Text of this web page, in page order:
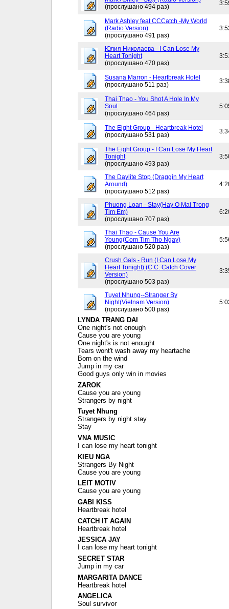
(прослушано 494 раз)
Mark Ashley feat CCCatch -My World
(Radio Version)
(прослушано 491 раз)
Юлия Николаева - I Can Lose My
Heart Tonight
(прослушано 470 раз)
Susana Marron - Heartbreak Hotel
(прослушано 511 раз)
Thai Thao - You Shot A Hole In My
Soul
(прослушано 464 раз)
The Eight Group - Heartbreak Hotel
(прослушано 531 раз)
The Eight Group - I Can Lose My Heart
Tonight
(прослушано 493 раз)
The Daylite Stop (Draggin My Heart
Around).
(прослушано 512 раз)
Phuong Loan - Stay(Hay O Mai Trong
Tim Em)
(прослушано 707 раз)
Thai Thao - Cause You Are
Young(Com Tim Tho Ngay)
(прослушано 520 раз)
Crush Gals - Run (I Can Lose My
Heart Tonight) (C.C. Catch Cover
Version)
(прослушано 503 раз)
Tuyet Nhung--Stranger By
Night(Vietnam Version)
(прослушано 500 раз)
LYNDA TRANG DAI
One night's not enough
Cause you are young
One night's is not enought
Tears wont't wash away my heartache
Born on the wind
Jump in my car
Good guys only win in movies
ZAROK
Cause you are young
Strangers by night
Tuyet Nhung
Strangers by night stay
Stay
VNA MUSIC
I can lose my heart tonight
KIEU NGA
Strangers By Night
Cause you are young
LEIT MOTIV
Cause you are young
GABI KISS
Heartbreak hotel
CATCH IT AGAIN
Heartbreak hotel
JESSICA JAY
I can lose my heart tonight
SECRET STAR
Jump in my car
MARGARITA DANCE
Heartbreak hotel
ANGELICA
Soul survivor